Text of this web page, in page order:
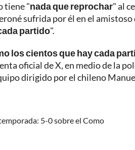
tiene "nada que reprochar" al
sufrida por él en el amistoso
partido".
los cientos que hay cada
oficial de X, en medio de la
dirigido por el chileno
5-0 sobre el Como